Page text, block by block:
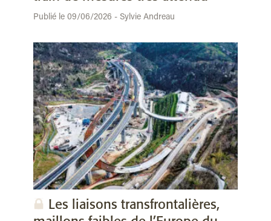
Publié le 09/06/2026 - Sylvie Andreau
Les liaisons transfrontalières,